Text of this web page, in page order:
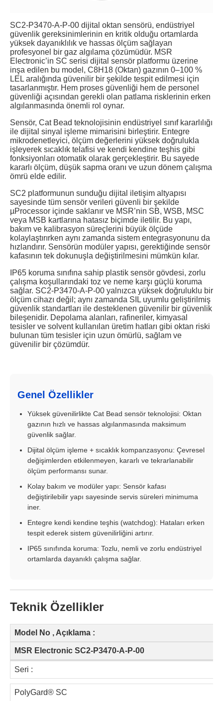
SC2-P3470-A-P-00 dijital oktan sensörü, endüstriyel
güvenlik gereksinimlerinin en kritik olduğu ortamlarda
yüksek dayanıklılık ve hassas ölçüm sağlayan
profesyonel bir gaz algılama çözümüdür. MSR
Electronic’in SC serisi dijital sensör platformu üzerine
inşa edilen bu model, C8H18 (Oktan) gazının 0–100 %
LEL aralığında güvenilir bir şekilde tespit edilmesi için
tasarlanmıştır. Hem proses güvenliği hem de personel
güvenliği açısından gerekli olan patlama risklerinin erken
algılanmasında önemli rol oynar.
Sensör, Cat Bead teknolojisinin endüstriyel sınıf kararlılığı
ile dijital sinyal işleme mimarisini birleştirir. Entegre
mikrodenetleyici, ölçüm değerlerini yüksek doğrulukla
işleyerek sıcaklık telafisi ve kendi kendine teşhis gibi
fonksiyonları otomatik olarak gerçekleştirir. Bu sayede
kararlı ölçüm, düşük sapma oranı ve uzun dönem çalışma
ömrü elde edilir.
SC2 platformunun sunduğu dijital iletişim altyapısı
sayesinde tüm sensör verileri güvenli bir şekilde
µProcessor içinde saklanır ve MSR’nin SB, WSB, MSC
veya MSB kartlarına hatasız biçimde iletilir. Bu yapı,
bakım ve kalibrasyon süreçlerini büyük ölçüde
kolaylaştırırken aynı zamanda sistem entegrasyonunu da
hızlandırır. Sensörün modüler yapısı, gerektiğinde sensör
kafasının tek dokunuşla değiştirilmesini mümkün kılar.
IP65 koruma sınıfına sahip plastik sensör gövdesi, zorlu
çalışma koşullarındaki toz ve neme karşı güçlü koruma
sağlar. SC2-P3470-A-P-00 yalnızca yüksek doğruluklu bir
ölçüm cihazı değil; aynı zamanda SIL uyumlu geliştirilmiş
güvenlik standartları ile desteklenen güvenilir bir güvenlik
bileşenidir. Depolama alanları, rafineriler, kimyasal
tesisler ve solvent kullanılan üretim hatları gibi oktan riski
bulunan tüm tesisler için uzun ömürlü, sağlam ve
güvenilir bir çözümdür.
Genel Özellikler
Yüksek güvenilirlikte Cat Bead sensör teknolojisi: Oktan
gazının hızlı ve hassas algılanmasında maksimum
güvenlik sağlar.
Dijital ölçüm işleme + sıcaklık kompanzasyonu: Çevresel
değişimlerden etkilenmeyen, kararlı ve tekrarlanabilir
ölçüm performansı sunar.
Kolay bakım ve modüler yapı: Sensör kafası
değiştirilebilir yapı sayesinde servis süreleri minimuma
iner.
Entegre kendi kendine teşhis (watchdog): Hataları erken
tespit ederek sistem güvenilirliğini artırır.
IP65 sınıfında koruma: Tozlu, nemli ve zorlu endüstriyel
ortamlarda dayanıklı çalışma sağlar.
Teknik Özellikler
Model No , Açıklama :
MSR Electronic SC2-P3470-A-P-00
Seri :
PolyGard® SC